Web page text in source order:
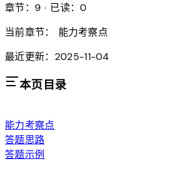
章节：9 · 已读：0
当前章节：
能力考察点
最近更新：2025-11-04
本页目录
能力考察点
答题思路
答题示例